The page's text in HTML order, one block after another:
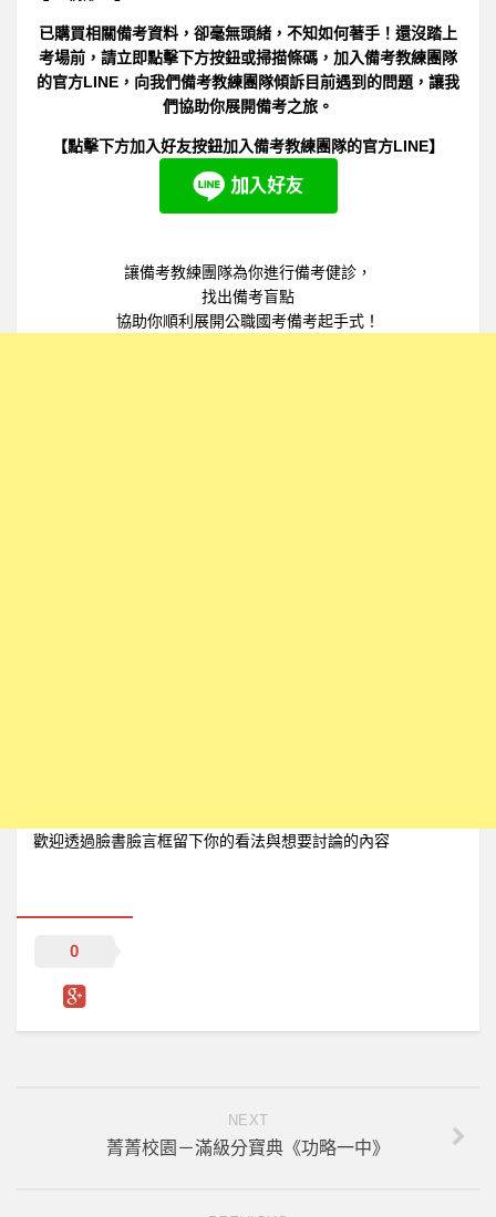
已購買相關備考資料，卻毫無頭緒，不知如何著手！還沒踏上
考場前，請立即點擊下方按鈕或掃描條碼，加入備考教練團隊
的官方LINE，向我們備考教練團隊傾訴目前遇到的問題，讓我
們協助你展開備考之旅。
【點擊下方加入好友按鈕加入備考教練團隊的官方LINE】
讓備考教練團隊為你進行備考健診，
找出備考盲點
協助你順利展開公職國考備考起手式！
歡迎透過臉書臉言框留下你的看法與想要討論的內容
0
NEXT
菁菁校園－滿級分寶典《功略一中》
想取得更多實用的公職國考備考策略嗎？現在就點擊
下方的訂閱按鈕，參與備考教練團隊Youtube官方頻